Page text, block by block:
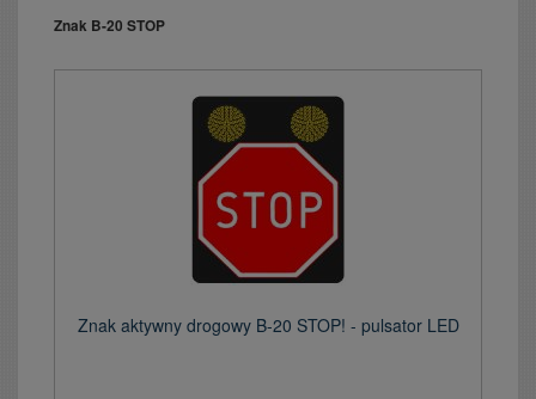
Znak B-20 STOP
Znak aktywny drogowy B-20 STOP! - pulsator LED